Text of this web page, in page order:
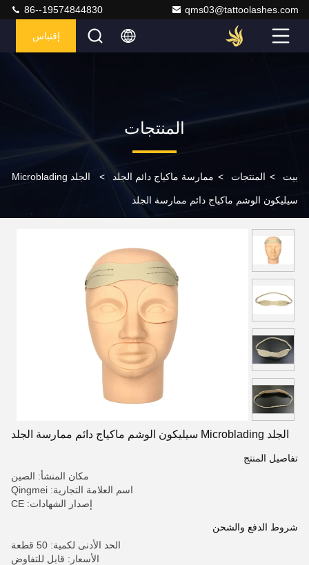
qms03@tattoolashes.com
86--19574844830
إقتباس
المنتجات
بيت > المنتجات > ممارسة ماكياج دائم الجلد > الجلد Microblading
سيليكون الوشم ماكياج دائم ممارسة الجلد
الجلد Microblading سيليكون الوشم ماكياج دائم ممارسة الجلد
تفاصيل المنتج
مكان المنشأ: الصين
اسم العلامة التجارية: Qingmei
إصدار الشهادات: CE
شروط الدفع والشحن
الحد الأدنى لكمية: 50 قطعة
الأسعار: قابل للتفاوض